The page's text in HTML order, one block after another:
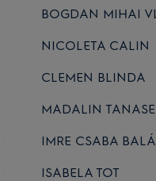
BOGDAN MIHAI
NICOLETA CALIN
CLEMEN BLINDA
MADALIN TANASE
IMRE CSABA
ISABELA TOT